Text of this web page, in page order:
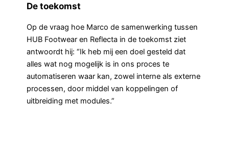
De toekomst
Op de vraag hoe Marco de samenwerking tussen
HUB Footwear en Reflecta in de toekomst ziet
antwoordt hij: “Ik heb mij een doel gesteld dat
alles wat nog mogelijk is in ons proces te
automatiseren waar kan, zowel interne als externe
processen, door middel van koppelingen of
uitbreiding met modules.”